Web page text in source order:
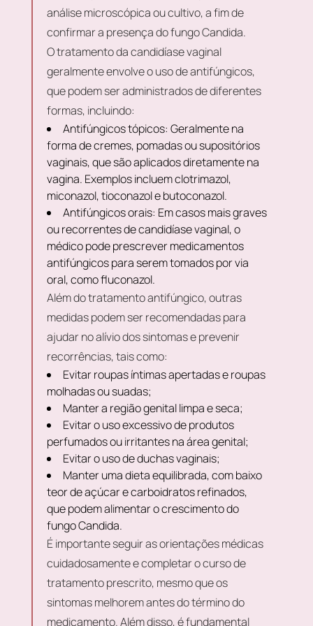
análise microscópica ou cultivo, a fim de
confirmar a presença do fungo Candida.
O tratamento da candidíase vaginal
geralmente envolve o uso de antifúngicos,
que podem ser administrados de diferentes
formas, incluindo:
Antifúngicos tópicos: Geralmente na
forma de cremes, pomadas ou supositórios
vaginais, que são aplicados diretamente na
vagina. Exemplos incluem clotrimazol,
miconazol, tioconazol e butoconazol.
Antifúngicos orais: Em casos mais graves
ou recorrentes de candidíase vaginal, o
médico pode prescrever medicamentos
antifúngicos para serem tomados por via
oral, como fluconazol.
Além do tratamento antifúngico, outras
medidas podem ser recomendadas para
ajudar no alívio dos sintomas e prevenir
recorrências, tais como:
Evitar roupas íntimas apertadas e roupas
molhadas ou suadas;
Manter a região genital limpa e seca;
Evitar o uso excessivo de produtos
perfumados ou irritantes na área genital;
Evitar o uso de duchas vaginais;
Manter uma dieta equilibrada, com baixo
teor de açúcar e carboidratos refinados,
que podem alimentar o crescimento do
fungo Candida.
É importante seguir as orientações médicas
cuidadosamente e completar o curso de
tratamento prescrito, mesmo que os
sintomas melhorem antes do término do
medicamento. Além disso, é fundamental